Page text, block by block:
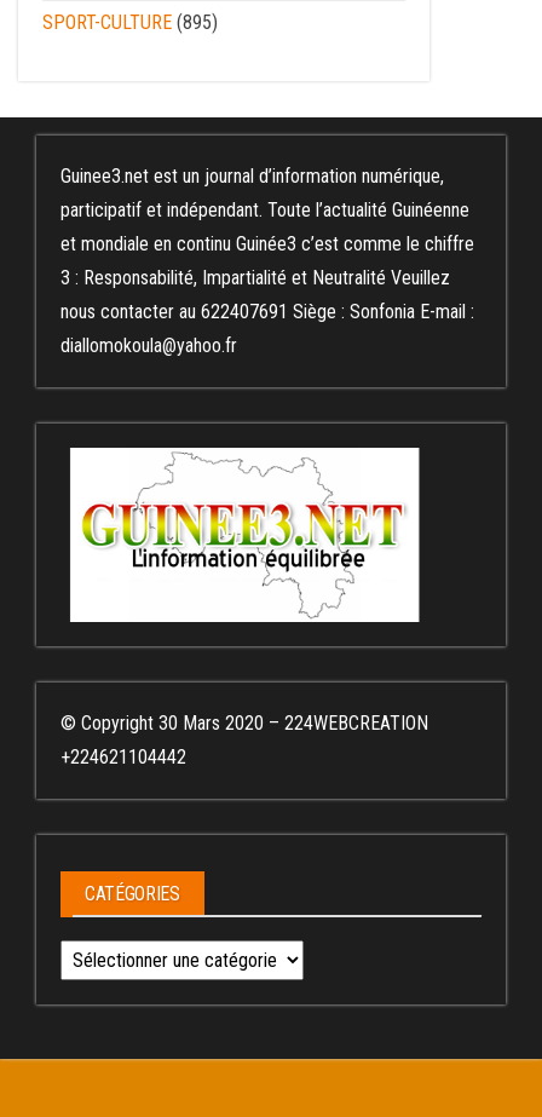
SPORT-CULTURE (895)
Guinee3.net est un journal d’information numérique,
participatif et indépendant. Toute l’actualité Guinéenne
et mondiale en continu Guinée3 c’est comme le chiffre
3 : Responsabilité, Impartialité et Neutralité Veuillez
nous contacter au 622407691 Siège : Sonfonia E-mail :
diallomokoula@yahoo.fr
© Copyright 30 Mars 2020 – 224WEBCREATION
+224621104442
CATÉGORIES
Catégories